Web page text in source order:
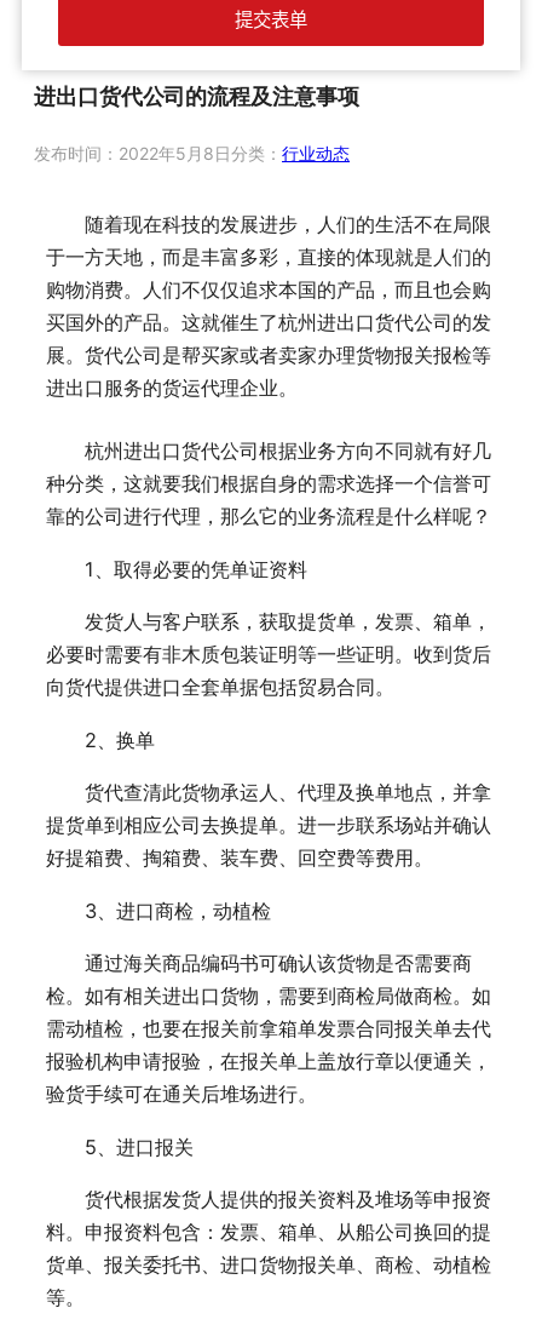
进出口货代公司的流程及注意事项
发布时间： 2022年5月8日分类： 行业动态
随着现在科技的发展进步，人们的生活不在局限
于一方天地，而是丰富多彩，直接的体现就是人们的
购物消费。人们不仅仅追求本国的产品，而且也会购
买国外的产品。这就催生了杭州进出口货代公司的发
展。货代公司是帮买家或者卖家办理货物报关报检等
进出口服务的货运代理企业。
杭州进出口货代公司‍根据业务方向不同就有好几
种分类，这就要我们根据自身的需求选择一个信誉可
靠的公司进行代理，那么它的业务流程是什么样呢？
1、取得必要的凭单证资料
发货人与客户联系，获取提货单，发票、箱单，
必要时需要有非木质包装证明等一些证明。收到货后
向货代提供进口全套单据包括贸易合同。
2、换单
货代查清此货物承运人、代理及换单地点，并拿
提货单到相应公司去换提单。进一步联系场站并确认
好提箱费、掏箱费、装车费、回空费等费用。
3、进口商检，动植检
通过海关商品编码书可确认该货物是否需要商
检。如有相关进出口货物，需要到商检局做商检。如
需动植检，也要在报关前拿箱单发票合同报关单去代
报验机构申请报验，在报关单上盖放行章以便通关，
验货手续可在通关后堆场进行。
5、进口报关
货代根据发货人提供的报关资料及堆场等申报资
料。申报资料包含：发票、箱单、从船公司换回的提
货单、报关委托书、进口货物报关单、商检、动植检
等。